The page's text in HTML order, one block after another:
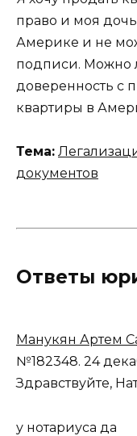
право и моя
Америке и не
подписи. Можно
доверенность с
квартиры в
Тема:
документов
Ответы
Манукян Артем
№182348. 24
Здравствуйте,
у нотариуса да